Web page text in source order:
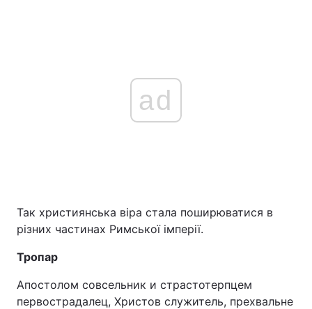
ad
Так християнська віра стала поширюватися в
різних частинах Римської імперії.
Тропар
Апостолом совсельник и страстотерпцем
первострадалец, Христов служитель, прехвальне